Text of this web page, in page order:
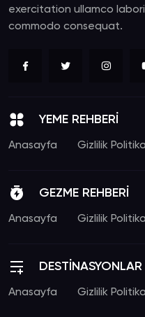
exercitation ullamco
commodo consequat.
YEME REHBERİ
Anasayfa Gizlilik
GEZME REHBERİ
Anasayfa Gizlilik
DESTİNASYONLAR
Anasayfa Gizlilik